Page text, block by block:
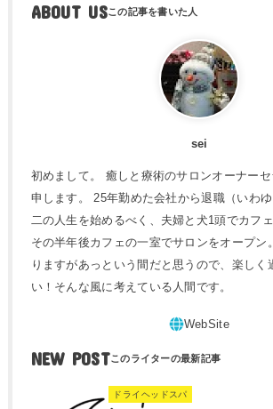
ABOUT US
sei
初めまして。 癒しと療術のサロンオーナー
申します。 25年勤めた会社から退職（いわ
二の人生を始めるべく、夫婦と犬1頭でカフ
その半年後カフェの一室でサロンをオープン
りますがあっという間だと思うので、楽しく
い！そんな風に考えている人間です。
NEW POST
ドライヘッドスパ